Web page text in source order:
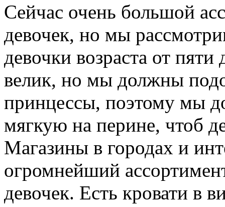
Сейчас очень большой
девочек, но мы
девочки возраста от
велик, но мы должны
принцессы, поэтому мы
мягкую на перине, чтоб
Магазины в городах и
огромнейший
девочек. Есть кровати в